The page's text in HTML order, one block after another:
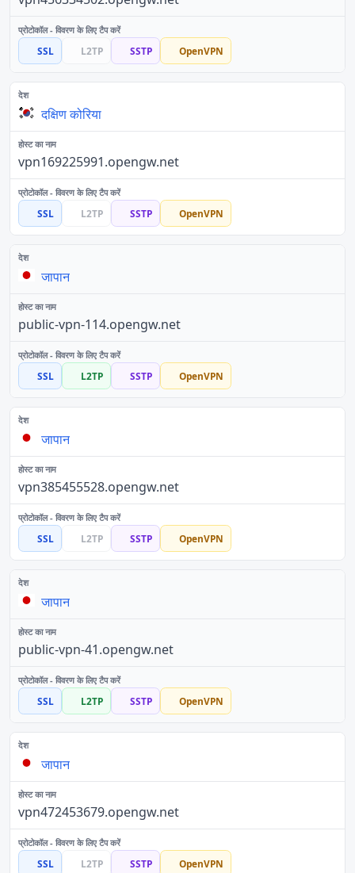
SSL L2TP SSTP OpenVPN
दक्षिण कोरिया
vpn169225991.opengw.net
SSL L2TP SSTP OpenVPN
जापान
public-vpn-114.opengw.net
SSL L2TP SSTP OpenVPN
जापान
vpn385455528.opengw.net
SSL L2TP SSTP OpenVPN
जापान
public-vpn-41.opengw.net
SSL L2TP SSTP OpenVPN
जापान
vpn472453679.opengw.net
SSL L2TP SSTP OpenVPN